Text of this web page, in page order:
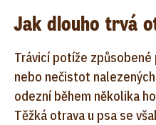
Jak dlouho trvá
Trávicí potíže způsobené
nebo nečistot
odezní během několika
Těžká otrava u psa se